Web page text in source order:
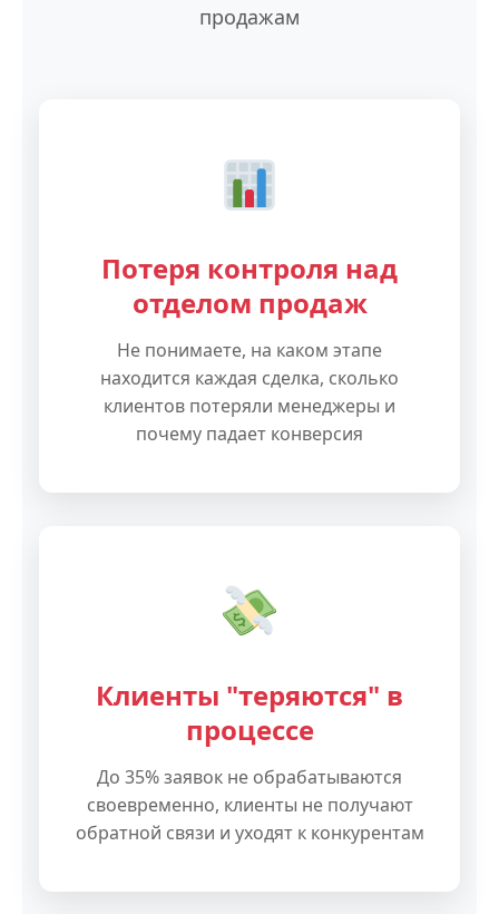
продажам
Потеря контроля над
отделом продаж
Не понимаете, на каком этапе
находится каждая сделка, сколько
клиентов потеряли менеджеры и
почему падает конверсия
Клиенты "теряются" в
процессе
До 35% заявок не обрабатываются
своевременно, клиенты не получают
обратной связи и уходят к конкурентам